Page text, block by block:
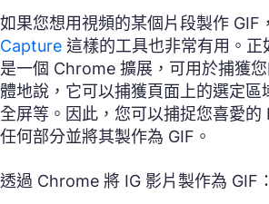
如果您想用視頻的某個片段製作 GIF
Capture 這樣的工具也非常有用。正
是一個 Chrome 擴展，可用於捕獲
體地說，它可以捕獲頁面上的選定區
全屏等。因此，您可以捕捉您喜愛
任何部分並將其製作為 GIF。
透過 Chrome 將 IG 影片製作為 GIF：